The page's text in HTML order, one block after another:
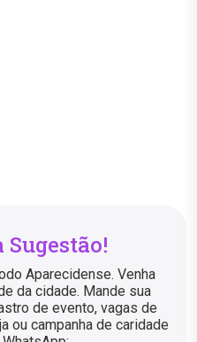
Aparecidense. Venha
da cidade. Mande sua
de evento, vagas de
ou campanha de caridade